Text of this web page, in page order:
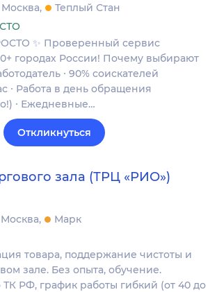
Москва
Теплый Стан
✨ Проверенный сервис
городах России! Почему выбирают
∙ 90% соискателей
∙ Работа в день обращения
∙ Ежедневные…
Откликнуться
зала (ТРЦ «РИО»)
Москва
Марк
товара, поддержание чистоты и
зале. Без опыта, обучение.
РФ, график работы гибкий (от 40 до